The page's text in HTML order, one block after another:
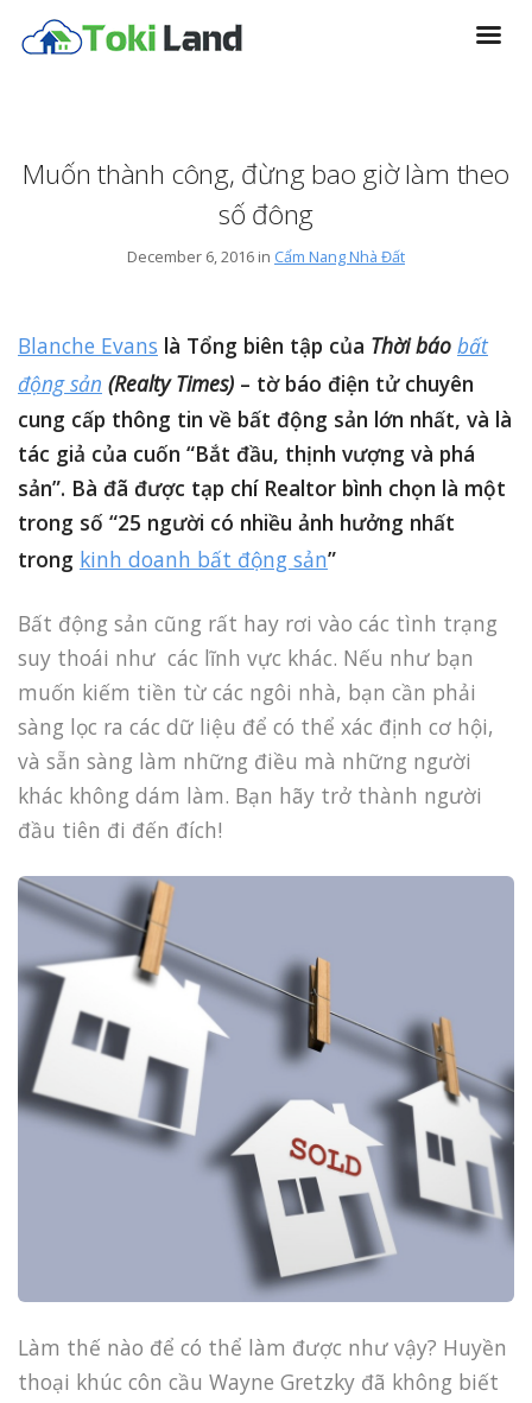
Muốn thành công, đừng bao giờ làm theo
số đông
December 6, 2016 in Cẩm Nang Nhà Đất
Blanche Evans là Tổng biên tập của Thời báo bất
động sản (Realty Times) – tờ báo điện tử chuyên
cung cấp thông tin về bất động sản lớn nhất, và là
tác giả của cuốn “Bắt đầu, thịnh vượng và phá
sản”. Bà đã được tạp chí Realtor bình chọn là một
trong số “25 người có nhiều ảnh hưởng nhất
trong kinh doanh bất động sản”
Bất động sản cũng rất hay rơi vào các tình trạng
suy thoái như các lĩnh vực khác. Nếu như bạn
muốn kiếm tiền từ các ngôi nhà, bạn cần phải
sàng lọc ra các dữ liệu để có thể xác định cơ hội,
và sẵn sàng làm những điều mà những người
khác không dám làm. Bạn hãy trở thành người
đầu tiên đi đến đích!
Làm thế nào để có thể làm được như vậy? Huyền
thoại khúc côn cầu Wayne Gretzky đã không biết